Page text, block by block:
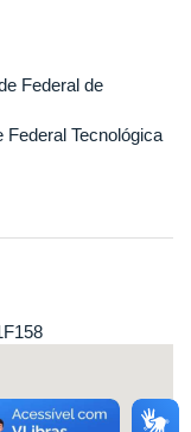
Federal de
Federal Tecnológica